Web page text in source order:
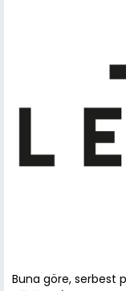
Buna göre, serbest